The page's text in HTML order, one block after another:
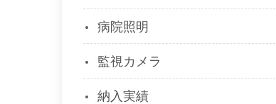
病院照明
監視カメラ
納入実績